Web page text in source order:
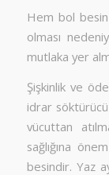
Hem bol
olması
mutlaka yer
Şişkinlik ve
idrar
vücuttan
sağlığına
besindir. Yaz